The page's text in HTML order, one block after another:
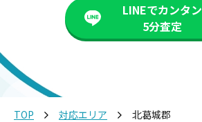
LINEでカンタン
5分査定
TOP 対応エリア 北葛城郡